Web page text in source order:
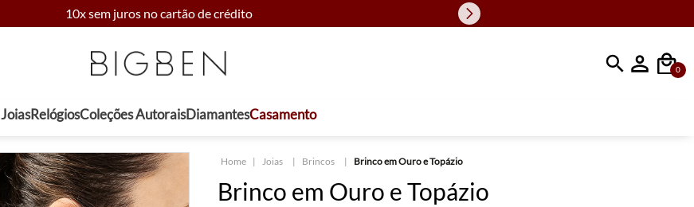
10x sem juros no cartão de crédito
Faça sua busca
0
JoiasRelógiosColeções AutoraisDiamantesCasamento
Joias Brincos Brinco em Ouro e Topázio
Brinco em Ouro e Topázio